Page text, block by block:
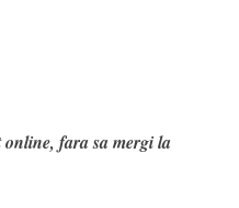
fara sa mergi la